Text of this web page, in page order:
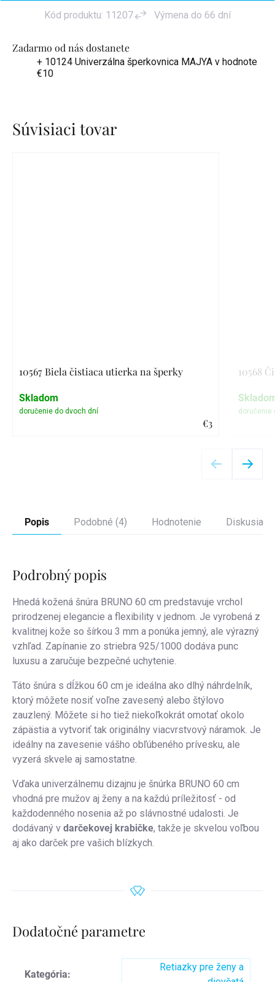
Zadarmo od nás dostanete
+ 10124 Univerzálna šperkovnica MAJYA v hodnote
€10
Kód produktu: 11207 Výmena do 66 dní
Súvisiaci tovar
10567 Biela čistiaca utierka na šperky
€3
Skladom
10568
Popis Podobné (4) Hodnotenie Diskusia
Podrobný popis
Hnedá kožená šnúra BRUNO 60 cm predstavuje vrchol
prirodzenej elegancie a flexibility v jednom. Je vyrobená z
kvalitnej kože so šírkou 3 mm a ponúka jemný, ale výrazný
vzhľad. Zapínanie zo striebra 925/1000 dodáva punc
luxusu a zaručuje bezpečné uchytenie.
Táto šnúra s dĺžkou 60 cm je ideálna ako dlhý náhrdelník,
ktorý môžete nosiť voľne zavesený alebo štýlovo
zauzlený. Môžete si ho tiež niekoľkokrát omotať okolo
zápästia a vytvoriť tak originálny viacvrstvový náramok. Je
ideálny na zavesenie vášho obľúbeného prívesku, ale
vyzerá skvele aj samostatne.
Vďaka univerzálnemu dizajnu je šnúrka BRUNO 60 cm
vhodná pre mužov aj ženy a na každú príležitosť - od
každodenného nosenia až po slávnostné udalosti. Je
dodávaný v darčekovej krabičke, takže je skvelou voľbou
aj ako darček pre vašich blízkych.
Dodatočné parametre
Kategória:
Retiazky pre ženy a